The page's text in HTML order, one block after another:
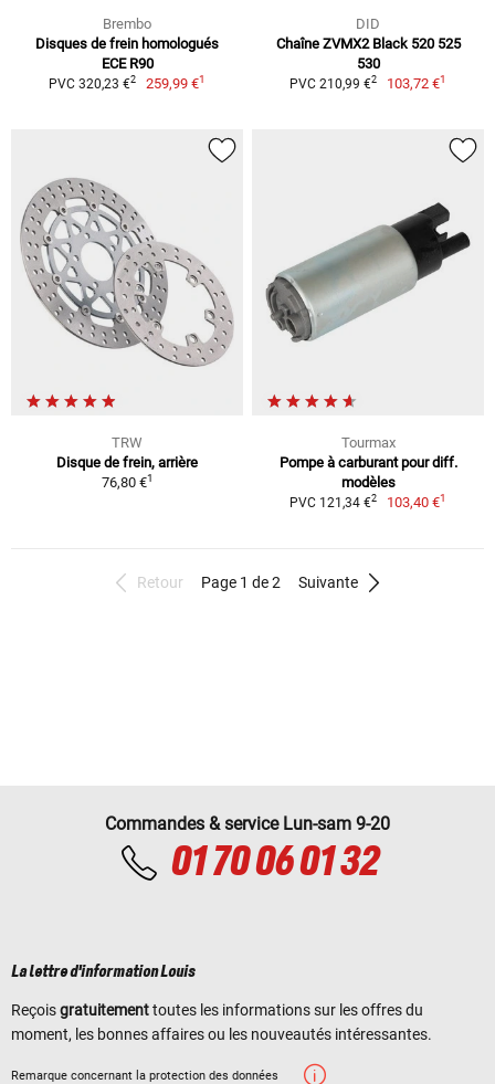
Brembo
Disques de frein homologués
ECE R90
PVC 320,23 €2 259,99 €1
DID
Chaîne ZVMX2 Black 520 525
530
PVC 210,99 €2 103,72 €1
TRW
Disque de frein, arrière
76,80 €1
Tourmax
Pompe à carburant pour diff.
modèles
PVC 121,34 €2 103,40 €1
Retour Page 1 de 2 Suivante
Commandes & service Lun-sam 9-20
01 70 06 01 32
La lettre d'information Louis
Reçoisgratuitementtoutes les informations sur les offres du
moment, les bonnes affaires ou les nouveautés intéressantes.
Remarque concernant la protection des données